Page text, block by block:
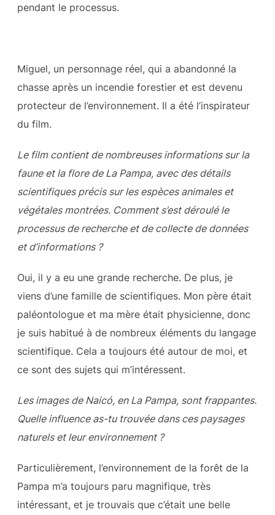
pendant le processus.
Miguel, un personnage réel, qui a abandonné la
chasse après un incendie forestier et est devenu
protecteur de l’environnement. Il a été l’inspirateur
du film.
Le film contient de nombreuses informations sur la
faune et la flore de La Pampa, avec des détails
scientifiques précis sur les espèces animales et
végétales montrées. Comment s’est déroulé le
processus de recherche et de collecte de données
et d’informations ?
Oui, il y a eu une grande recherche. De plus, je
viens d’une famille de scientifiques. Mon père était
paléontologue et ma mère était physicienne, donc
je suis habitué à de nombreux éléments du langage
scientifique. Cela a toujours été autour de moi, et
ce sont des sujets qui m’intéressent.
Les images de Naicó, en La Pampa, sont frappantes.
Quelle influence as-tu trouvée dans ces paysages
naturels et leur environnement ?
Particulièrement, l’environnement de la forêt de la
Pampa m’a toujours paru magnifique, très
intéressant, et je trouvais que c’était une belle